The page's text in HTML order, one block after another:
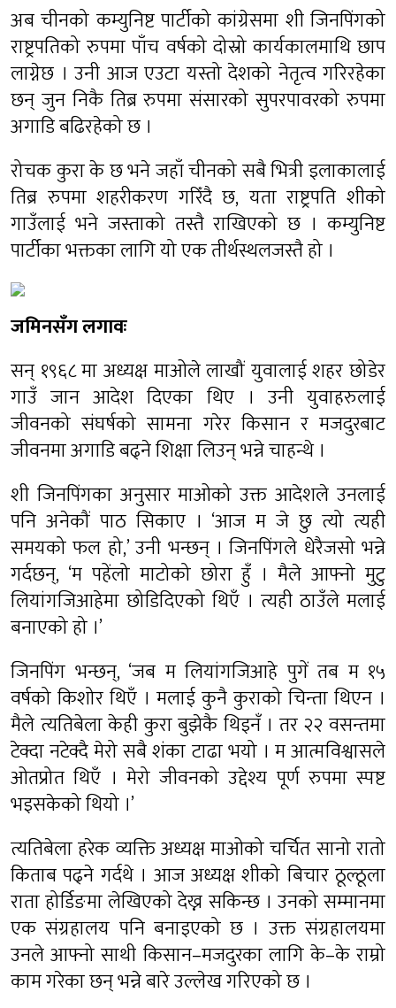
अब चीनको कम्युनिष्ट पार्टीको कांग्रेसमा शी जिनपिंगको
राष्ट्रपतिको रुपमा पाँच वर्षको दोस्रो कार्यकालमाथि छाप
लाग्नेछ । उनी आज एउटा यस्तो देशको नेतृत्व गरिरहेका
छन् जुन निकै तिब्र रुपमा संसारको सुपरपावरको रुपमा
अगाडि बढिरहेको छ ।
रोचक कुरा के छ भने जहाँ चीनको सबै भित्री इलाकालाई
तिब्र रुपमा शहरीकरण गरिँदै छ, यता राष्ट्रपति शीको
गाउँलाई भने जस्ताको तस्तै राखिएको छ । कम्युनिष्ट
पार्टीका भक्तका लागि यो एक तीर्थस्थलजस्तै हो ।
जमिनसँग लगावः
सन् १९६८ मा अध्यक्ष माओले लाखौं युवालाई शहर छोडेर
गाउँ जान आदेश दिएका थिए । उनी युवाहरुलाई
जीवनको संघर्षको सामना गरेर किसान र मजदुरबाट
जीवनमा अगाडि बढ्ने शिक्षा लिउन् भन्ने चाहन्थे ।
शी जिनपिंगका अनुसार माओको उक्त आदेशले उनलाई
पनि अनेकौं पाठ सिकाए । ‘आज म जे छु त्यो त्यही
समयको फल हो,’ उनी भन्छन् । जिनपिंगले धेरैजसो भन्ने
गर्दछन्, ‘म पहेंलो माटोको छोरा हुँ । मैले आफ्नो मुटु
लियांगजिआहेमा छोडिदिएको थिएँ । त्यही ठाउँले मलाई
बनाएको हो ।’
जिनपिंग भन्छन्, ‘जब म लियांगजिआहे पुगें तब म १५
वर्षको किशोर थिएँ । मलाई कुनै कुराको चिन्ता थिएन ।
मैले त्यतिबेला केही कुरा बुझेकै थिइनँ । तर २२ वसन्तमा
टेक्दा नटेक्दै मेरो सबै शंका टाढा भयो । म आत्मविश्वासले
ओतप्रोत थिएँ । मेरो जीवनको उद्देश्य पूर्ण रुपमा स्पष्ट
भइसकेको थियो ।’
त्यतिबेला हरेक व्यक्ति अध्यक्ष माओको चर्चित सानो रातो
किताब पढ्ने गर्दथे । आज अध्यक्ष शीको बिचार ठूल्ठूला
राता होर्डिङमा लेखिएको देख्न सकिन्छ । उनको सम्मानमा
एक संग्रहालय पनि बनाइएको छ । उक्त संग्रहालयमा
उनले आफ्नो साथी किसान–मजदुरका लागि के–के राम्रो
काम गरेका छन् भन्ने बारे उल्लेख गरिएको छ ।